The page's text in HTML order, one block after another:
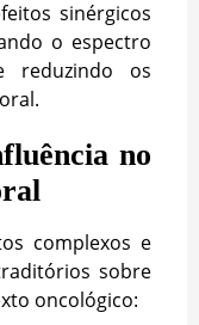
sinérgicos
o espectro
reduzindo os
no
complexos e
sobre
oncológico: